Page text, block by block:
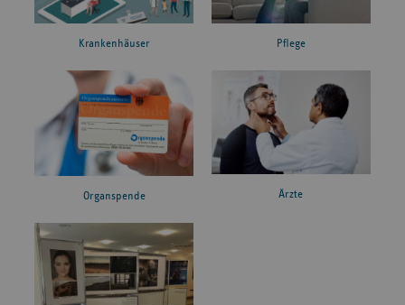
Krankenhäuser Pflege
Organspende Ärzte